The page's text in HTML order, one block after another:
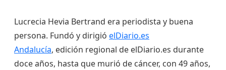
Lucrecia Hevia Bertrand era periodista y buena
persona. Fundó y dirigió elDiario.es
Andalucía, edición regional de elDiario.es durante
doce años, hasta que murió de cáncer, con 49 años,